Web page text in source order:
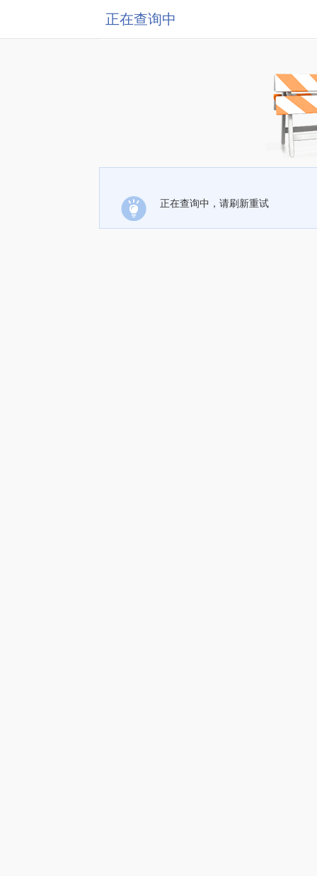
正在查询中
正在查询中，请刷新重试